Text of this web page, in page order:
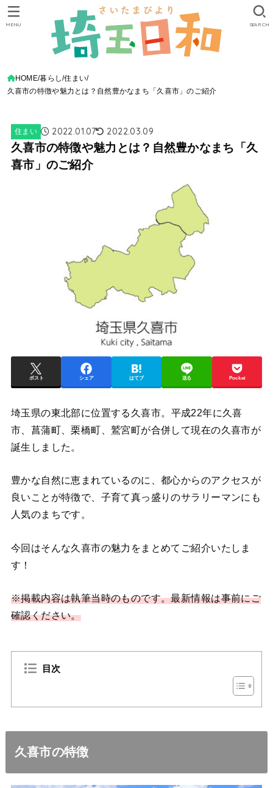
SEARCH
MENU
HOME 暮らし 住まい
久喜市の特徴や魅力とは？自然豊かなまち「久喜市」のご紹介
住まい 2022.01.07 2022.03.09
久喜市の特徴や魅力とは？自然豊かなまち「久
喜市」のご紹介
ポスト シェア はてブ 送る Pocket
埼玉県の東北部に位置する久喜市。 平成22年に久喜
市、菖蒲町、栗橋町、鷲宮町が合併して現在の久喜市が
誕生しました。
豊かな自然に恵まれているのに、都心からのアクセスが
良いことが特徴で、子育て真っ盛りのサラリーマンにも
人気のまちです。
今回はそんな久喜市の魅力をまとめてご紹介いたしま
す！
※掲載内容は執筆当時のものです。最新情報は事前にご
確認ください。
目次
久喜市の特徴